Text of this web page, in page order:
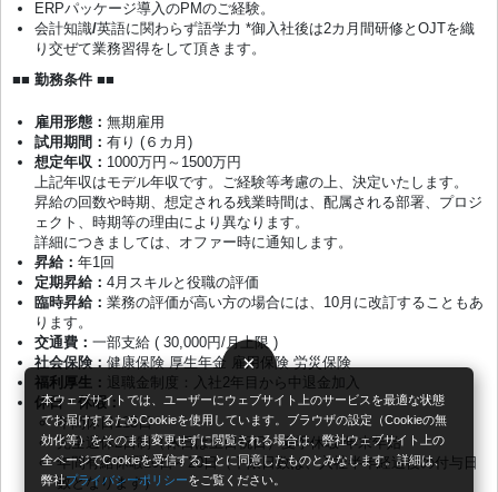
×
本ウェブサイトでは、ユーザーにウェブサイト上のサービスを最適な状態
でお届けするためCookieを使用しています。ブラウザの設定（Cookieの無
効化等）をそのまま変更せずに閲覧される場合は、弊社ウェブサイト上の
全ページでCookieを受信することに同意したものとみなします。詳細は、
弊社プライバシーポリシーをご覧ください。
ERPパッケージ導入のPMのご経験。
会計知識/英語に関わらず語学力 *御入社後は2カ月間研修とOJTを織
り交ぜて業務習得をして頂きます。
■■ 勤務条件 ■■
雇用形態： 無期雇用
試用期間： 有り (６カ月)
想定年収 ： 1000万円～1500万円
上記年収はモデル年収です。ご経験等考慮の上、決定いたします。
昇給の回数や時期、想定される残業時間は、配属される部署、プロジ
ェクト、時期等の理由により異なります。
詳細につきましては、オファー時に通知します。
昇給： 年1回
定期昇給： 4月スキルと役職の評価
臨時昇給： 業務の評価が高い方の場合には、10月に改訂することもあ
ります。
交通費： 一部支給 ( 30,000円/月上限 )
社会保険：健康保険 厚生年金 雇用保険 労災保険
福利厚生： 退職金制度：入社2年目から中退金加入
休日・休暇：
年間休日125日
完全週休2日制（休日は土日祝日）夏季休暇 年末年始
年間有給休暇10日～20日（下限日数は、入社半年経過後の付与日
数となります）